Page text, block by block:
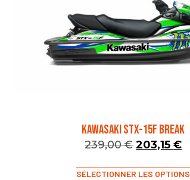
KAWASAKI STX-15F BREAK
239,00€ 203,15€
SÉLECTIONNER LES OPTIONS